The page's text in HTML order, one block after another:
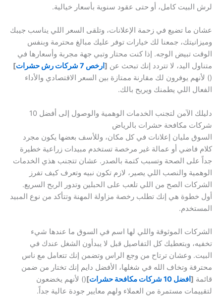
لرش البيت كامل، أو حتى عقود سنوية بأسعار خيالية.
عشان ما تضيع في زحمة الإعلانات، وتلقى السعر اللي يناسب جيبك
وميزانيتك، جمعنا لك خيارات توفر عليك مبالغ محترمة وبنفس
الوقت تبيض الوجه. إذا كنت محتار وتبي جهة مجربة وأسعارها في
متناول اليد، لا تتردد إنك تبحث عن [ ارخص 7 شركات رش حشرات
]
() لأنهم يوفرون لك مقارنة ممتازة بين السعر الاقتصادي والأداء
الفعال اللي يطمنك ويريح بالك.
دليلك الآمن لتجنب الخدمات الوهمية والوصول إلى أفضل 10
شركات مكافحة حشرات بالرياض
السوق مليان إعلانات في كل مكان، وللأسف بعضها يكون مجرد
كلام فاضي أو عمالة غير مرخصة تستخدم مبيدات زراعية خطيرة
جداً على الصحة وتسبب كتمة بالصدر. عشان تتجنب هذي الخدمات
الوهمية والنصب اللي يصير، لازم تكون نبيه وتعرف كيف تفرز
الشركات الصح من اللي تلعب على الحبلين وتدور الربح السريع.
أول خطوة هي إنك تطلب رخصة مزاولة المهنة وتتأكد من نوع المبيد
المستخدم.
الشركات الموثوقة واللي لها اسم في السوق ما عندها شيء
تخفيه، وبتعطيك كل التفاصيل قبل لا يبدأون الشغل عندك في
البيت. وعشان ترتاح من وجع الراس وتضمن إنك تتعامل مع ناس
محترفة وتخاف الله في شغلها، الأفضل دايم إنك تختار من ضمن
قائمة [ افضل 10 شركات مكافحة حشرات ]() لأنهم يخضعون
لتقييمات مستمرة من العملاء ولهم معايير جودة عالية جداً.